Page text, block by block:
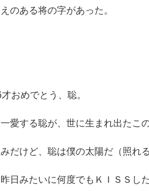
のある将の字があった。
おめでとう、聡。
愛する聡が、世に生まれ出たこ
だけど、聡は僕の太陽だ（照れる
日みたいに何度でもＫＩＳＳした